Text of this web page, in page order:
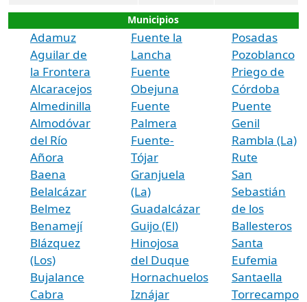
Municipios
Adamuz
Aguilar de
la Frontera
Alcaracejos
Almedinilla
Almodóvar
del Río
Añora
Baena
Belalcázar
Belmez
Benamejí
Blázquez
(Los)
Bujalance
Cabra
Fuente la
Lancha
Fuente
Obejuna
Fuente
Palmera
Fuente-
Tójar
Granjuela
(La)
Guadalcázar
Guijo (El)
Hinojosa
del Duque
Hornachuelos
Iznájar
Posadas
Pozoblanco
Priego de
Córdoba
Puente
Genil
Rambla (La)
Rute
San
Sebastián
de los
Ballesteros
Santa
Eufemia
Santaella
Torrecampo